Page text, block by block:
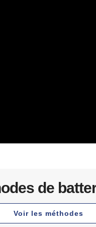
de
Voir les méthodes